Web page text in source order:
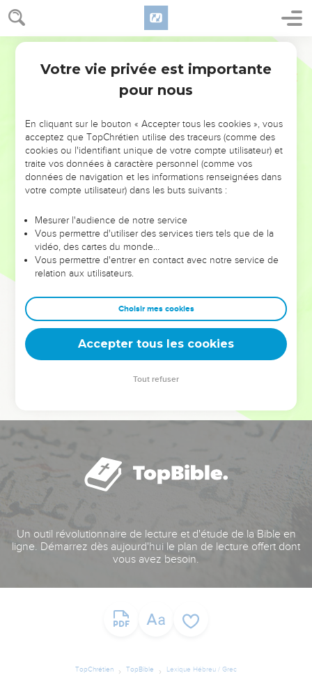
NE MANQUEZ PAS L’ÉVÉNEMENT
DE L’ANNÉE !
ET SI LEURS ERREURS POUVAIENT VOUS ÉVITER LES
VOTRES ?
leur foi ou leur vision. Mais on voit moins les doutes, les erreurs
et les saisons difficiles qu'ils ont traversés, alors même que ce
sont elles qui les ont façonnés.
Dans cette conférence, leaders, entrepreneurs, et responsables
clés pour avancer avec plus de sagesse afin que leurs erreurs
deviennent vos tremplins. Que vous guidiez un ministère, une
équipe, un groupe ou une famille, leur expérience est faite
Un outil révolutionnaire de lecture et d'étude de la Bible en
ligne. Démarrez dès aujourd'hui le plan de lecture offert dont
vous avez besoin.
TopChrétien TopBible Lexique Hébreu / Grec
Votre vie privée est importante
pour nous
En cliquant sur le bouton « Accepter tous les cookies », vous
acceptez que TopChrétien utilise des traceurs (comme des
cookies ou l'identifiant unique de votre compte utilisateur) et
traite vos données à caractère personnel (comme vos
données de navigation et les informations renseignées dans
votre compte utilisateur) dans les buts suivants :
Mesurer l'audience de notre service
Vous permettre d'utiliser des services tiers tels que de la
vidéo, des cartes du monde…
Vous permettre d'entrer en contact avec notre service de
relation aux utilisateurs.
Choisir mes cookies
Accepter tous les cookies
Tout refuser